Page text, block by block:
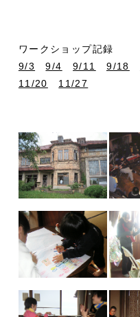
ワークショップ記録
9/3
9/4 9/11 9/18
11/20
11/27